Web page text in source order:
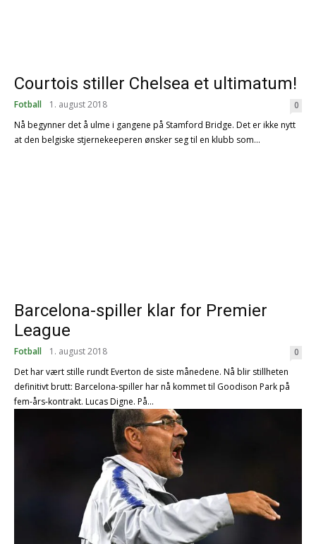
Courtois stiller Chelsea et ultimatum!
Fotball 1. august 2018
0
Nå begynner det å ulme i gangene på Stamford Bridge. Det er ikke nytt
at den belgiske stjernekeeperen ønsker seg til en klubb som...
Barcelona-spiller klar for Premier
League
Fotball 1. august 2018
0
Det har vært stille rundt Everton de siste månedene. Nå blir stillheten
definitivt brutt: Barcelona-spiller har nå kommet til Goodison Park på
fem-års-kontrakt. Lucas Digne. På...